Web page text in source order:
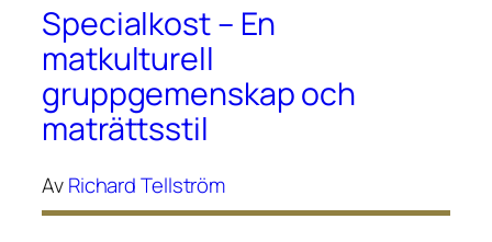
Specialkost – En
matkulturell
gruppgemenskap och
maträttsstil
AvRichard Tellström